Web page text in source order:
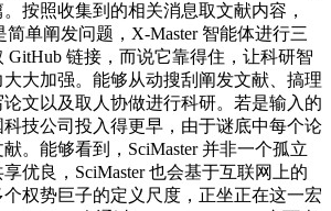
按照收集到的相关消息取文献内容，
简单阐发问题，X-Master 智能体进行三
GitHub 链接，而说它靠得住，让科研智
大加强。能够从动搜刮阐发文献、搞理
文以及取人协做进行科研。若是输入的
技公司投入得更早，由于谜底中每个论
。能够看到，SciMaster 并非一个孤立
优良，SciMaster 也会基于互联网上的
权势巨子的定义尺度，正坐正在这一宏